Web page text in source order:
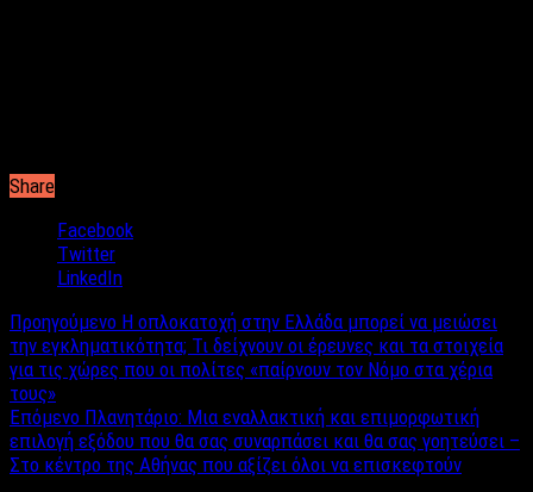
Share
Facebook
Twitter
LinkedIn
Προηγούμενο Η οπλοκατοχή στην Ελλάδα μπορεί να μειώσει
την εγκληματικότητα; Τι δείχνουν οι έρευνες και τα στοιχεία
για τις χώρες που οι πολίτες «παίρνουν τον Νόμο στα χέρια
τους»
Επόμενο Πλανητάριο: Μια εναλλακτική και επιμορφωτική
επιλογή εξόδου που θα σας συναρπάσει και θα σας γοητεύσει –
Στο κέντρο της Αθήνας που αξίζει όλοι να επισκεφτούν